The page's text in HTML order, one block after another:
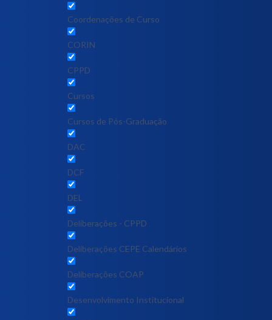
Coordenações de Curso
CORIN
CPPD
Cursos
Cursos de Pós-Graduação
DAC
DCF
DEL
Deliberações - CPPD
Deliberações CEPE Calendários
Deliberações COAP
Desenvolvimento Institucional